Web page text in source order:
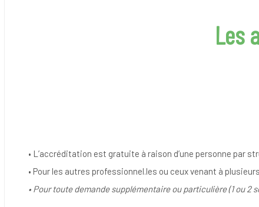
Les
• L’accréditation est gratuite à raison d’une personne par
• Pour les autres professionnel.les ou ceux venant à
• Pour toute demande supplémentaire ou particulière (1 ou